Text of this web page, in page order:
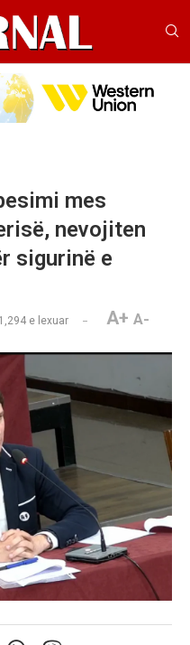
mes
nevojiten
sigurinë e
1,294 e lexuar A+ A-